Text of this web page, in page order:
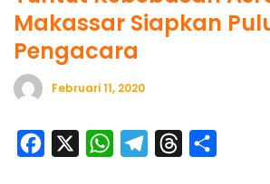
Makassar Siapkan
Pengacara
Februari 11, 2020
W